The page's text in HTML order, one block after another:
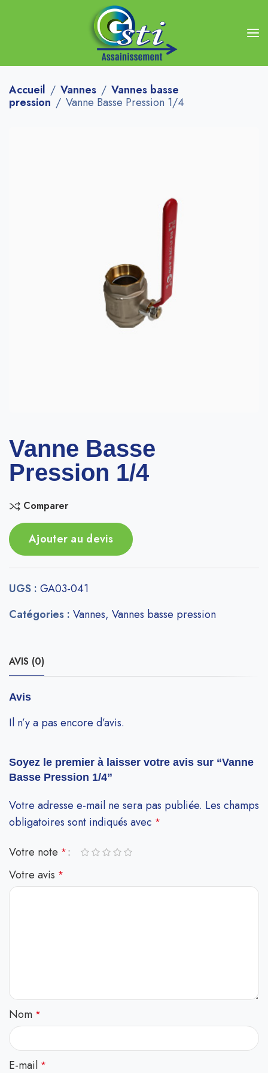
Accueil Vannes
Vannes basse
pression
Vanne Basse Pression 1/4
Vanne Basse
Pression 1/4
Comparer
Ajouter au devis
UGS : GA03-041
Catégories : Vannes, Vannes basse pression
AVIS (0)
Avis
Il n’y a pas encore d’avis.
Soyez le premier à laisser votre avis sur “Vanne
Basse Pression 1/4”
Votre adresse e-mail ne sera pas publiée. Les champs
obligatoires sont indiqués avec *
Votre note *
Votre avis *
Nom *
E-mail *